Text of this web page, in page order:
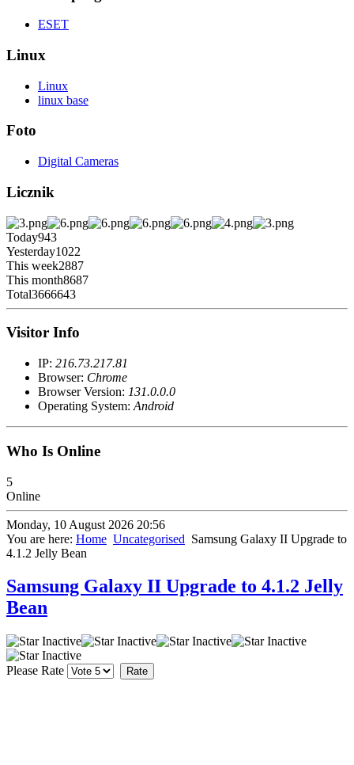
ESET
Linux
Linux
linux base
Foto
Digital Cameras
Licznik
Today943
Yesterday1022
This week2887
This month8687
Total3666643
Visitor Info
IP: 216.73.217.81
Browser: Chrome
Browser Version: 131.0.0.0
Operating System: Android
Who Is Online
5
Online
Monday, 10 August 2026 20:56
You are here: Home Uncategorised Samsung Galaxy II Upgrade to
4.1.2 Jelly Bean
Samsung Galaxy II Upgrade to 4.1.2 Jelly
Bean
Please Rate